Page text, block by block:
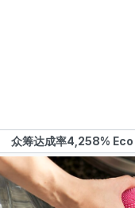
众筹达成率4,258% Eco